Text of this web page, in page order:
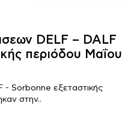
DELF – DALF
περιόδου Μαΐου
Sorbonne εξεταστικής
στην..